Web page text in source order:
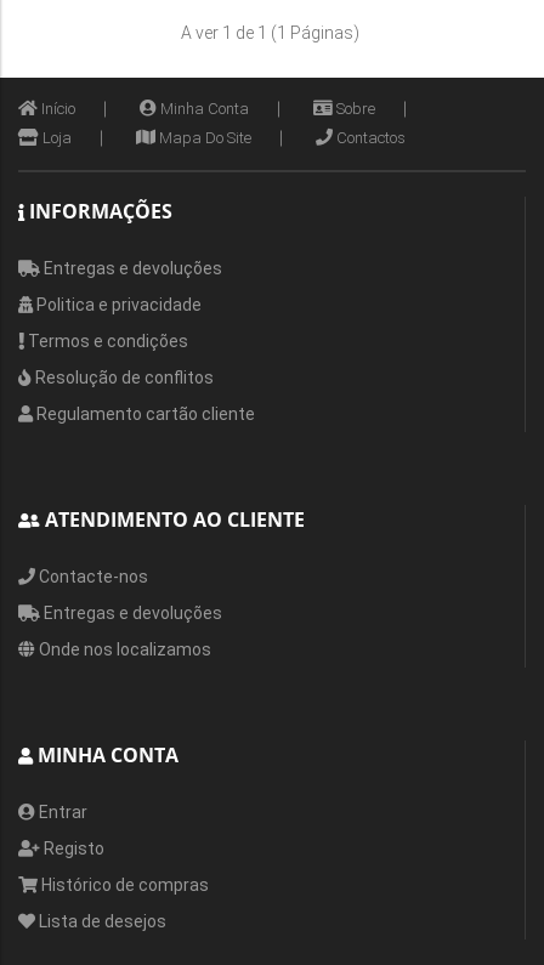
A ver 1 de 1 (1 Páginas)
Início Minha Conta
Sobre
Loja
Mapa Do Site Contactos
INFORMAÇÕES
Entregas e devoluções
Politica e privacidade
Termos e condições
Resolução de conflitos
Regulamento cartão cliente
ATENDIMENTO AO CLIENTE
Contacte-nos
Entregas e devoluções
Onde nos localizamos
MINHA CONTA
Entrar
Registo
Histórico de compras
Lista de desejos